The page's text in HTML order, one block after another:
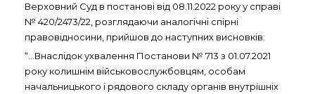
Верховний Суд в постанові від 08.11.2022 року у справі
№ 420/2473/22, розглядаючи аналогічні спірні
правовідносини, прийшов до наступних висновків:
“…Внаслідок ухвалення Постанови № 713 з 01.07.2021
року колишнім військовослужбовцям, особам
начальницького і рядового складу органів внутрішніх